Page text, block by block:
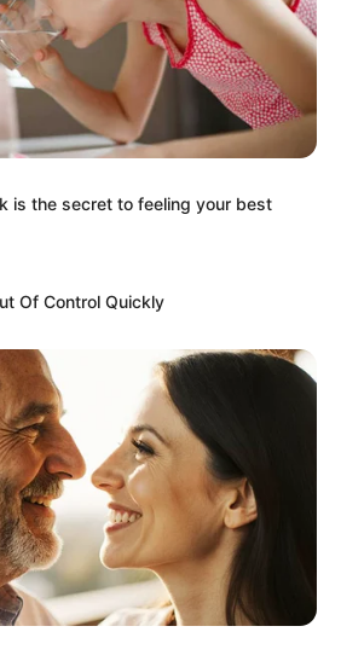
is the secret to feeling your best
Of Control Quickly